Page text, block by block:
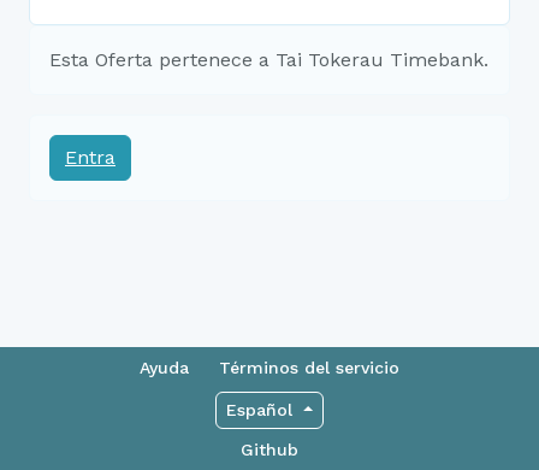
Esta Oferta pertenece a Tai Tokerau Timebank.
Entra
Ayuda Términos del servicio
Español
Github